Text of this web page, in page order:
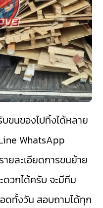
ขนของไปทิ้งได้หลาย
WhatsApp
ยละเอียดการขนย้าย
วกได้ครับ จะมีทีม
ดทั้งวัน สอบถามได้ทุก